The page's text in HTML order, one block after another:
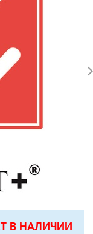
В НАЛИЧИИ